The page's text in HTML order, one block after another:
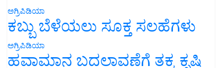
ಅಗ್ರಿಪಿಡಿಯಾ
ಕಬ್ಬು ಬೆಳೆಯಲು ಸೂಕ್ತ ಸಲಹೆಗಳು
ಅಗ್ರಿಪಿಡಿಯಾ
ಹವಾಮಾನ ಬದಲಾವಣೆಗೆ ತಕ್ಕ ಕೃಷಿ